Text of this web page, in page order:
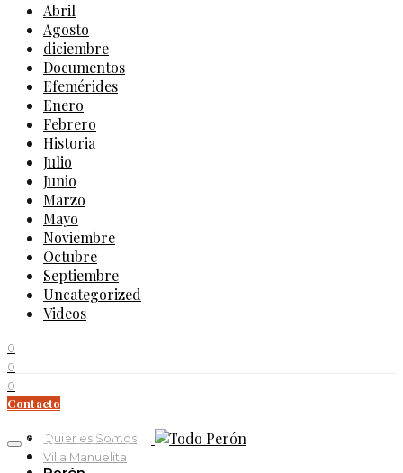
Abril
Agosto
diciembre
Documentos
Efemérides
Enero
Febrero
Historia
Julio
Junio
Marzo
Mayo
Noviembre
Octubre
Septiembre
Uncategorized
Videos
0
0
0
11K
Quienes Somos
Villa Manuelita
Contacto